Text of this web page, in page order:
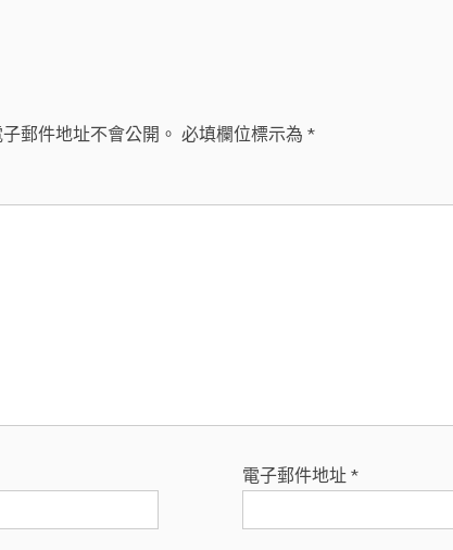
郵件地址不會公開。 必填欄位標示為 *
電子郵件地址 *